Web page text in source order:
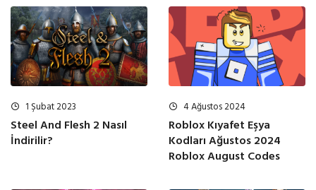
1 Şubat 2023
Steel And Flesh 2 Nasıl
İndirilir?
4 Ağustos 2024
Roblox Kıyafet Eşya
Kodları Ağustos 2024
Roblox August Codes